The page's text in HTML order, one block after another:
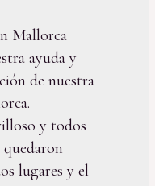
Mallorca
ayuda y
de nuestra
y todos
lugares y el